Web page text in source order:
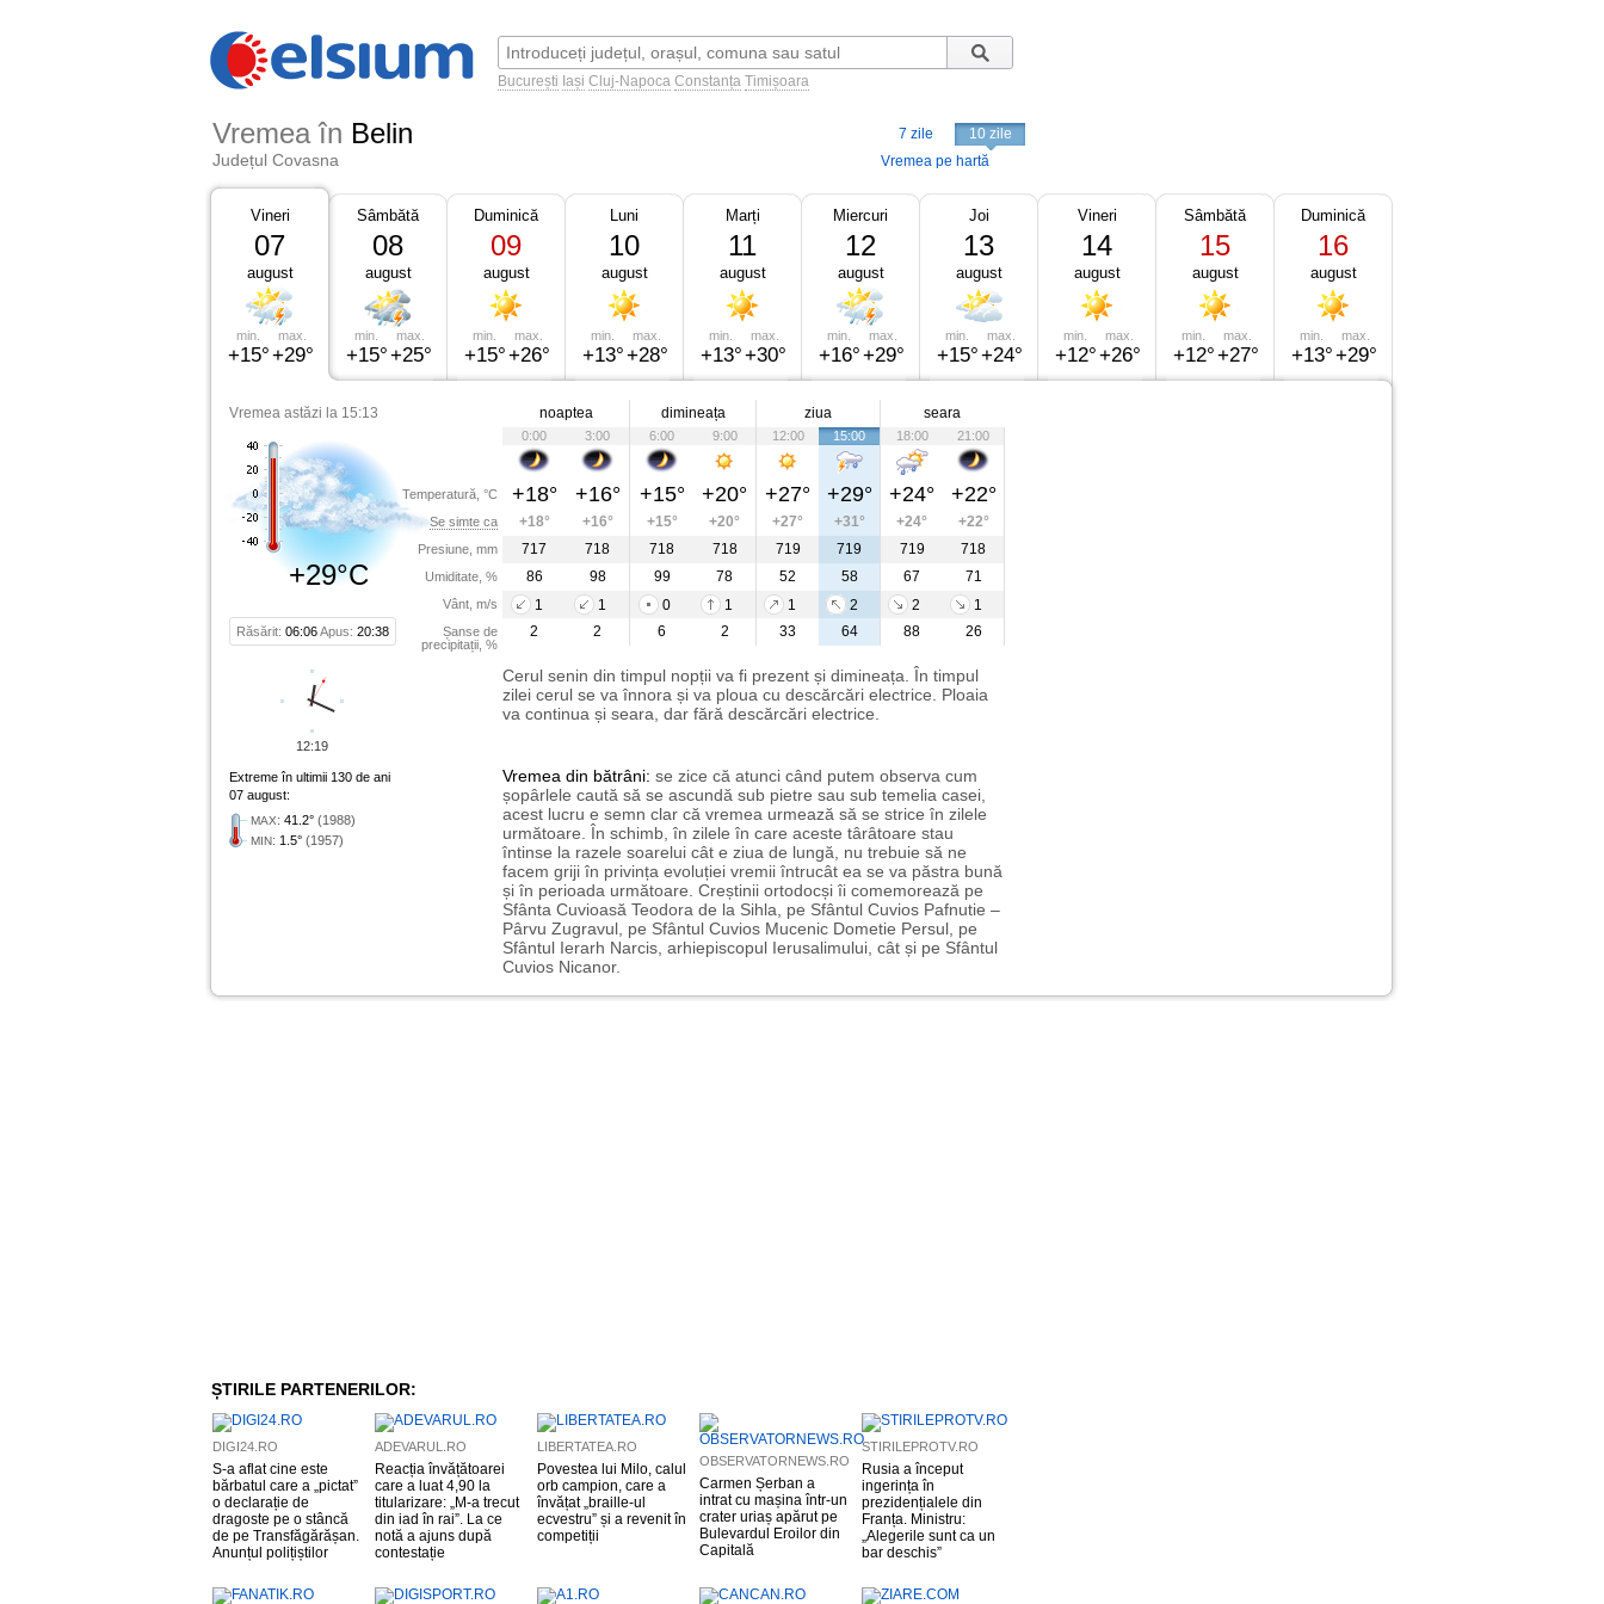
București Iași Cluj-Napoca Constanța Timișoara
Vremea în Belin
Județul Covasna
7 zile
10 zile
Vremea pe hartă
Vineri
07
august
min.
+15°
max.
+29°
Sâmbătă
08
august
min.
+15°
max.
+25°
Duminică
09
august
min.
+15°
max.
+26°
Luni
10
august
min.
+13°
max.
+28°
Marți
11
august
min.
+13°
max.
+30°
Miercuri
12
august
min.
+16°
max.
+29°
Joi
13
august
min.
+15°
max.
+24°
Vineri
14
august
min.
+12°
max.
+26°
Sâmbătă
15
august
min.
+12°
max.
+27°
Duminică
16
august
min.
+13°
max.
+29°
Vremea astăzi la 15:13
+29°C
Răsărit: 06:06Apus: 20:38
Temperatură, °C
Se simte ca
Presiune, mm
Umiditate, %
Vânt, m/s
Șanse de
precipitații, %
noaptea dimineața ziua seara
0:00 3:00 6:00 9:00 12:00 15:00 18:00 21:00
+18° +16° +15° +20° +27° +29° +24° +22°
+18° +16° +15° +20° +27° +31° +24°
+22°
717
718 718 718 719 719 719
718
86
98 99 78 52 58 67
71
1
1 0 1 1 2 2
1
2
2 6 2 33 64 88 26
Cerul senin din timpul nopții va fi prezent și dimineața. În timpul
zilei cerul se va înnora și va ploua cu descărcări electrice. Ploaia
va continua și seara, dar fără descărcări electrice.
Extreme în ultimii 130 de ani
07 august:
MAX: 41.2° (1988)
MIN: 1.5° (1957)
Vremea din bătrâni: se zice că atunci când putem observa cum
șopârlele caută să se ascundă sub pietre sau sub temelia casei,
acest lucru e semn clar că vremea urmează să se strice în zilele
următoare. În schimb, în zilele în care aceste târâtoare stau
întinse la razele soarelui cât e ziua de lungă, nu trebuie să ne
facem griji în privința evoluției vremii întrucât ea se va păstra bună
și în perioada următoare. Creștinii ortodocși îi comemorează pe
Sfânta Cuvioasă Teodora de la Sihla, pe Sfântul Cuvios Pafnutie –
Pârvu Zugravul, pe Sfântul Cuvios Mucenic Dometie Persul, pe
Sfântul Ierarh Narcis, arhiepiscopul Ierusalimului, cât și pe Sfântul
Cuvios Nicanor.
12:19
ȘTIRILE PARTENERILOR:
DIGI24.RO
S-a aflat cine este
bărbatul care a „pictat”
o declarație de
dragoste pe o stâncă
de pe Transfăgărășan.
Anunțul polițiștilor
ADEVARUL.RO
Reacția învățătoarei
care a luat 4,90 la
titularizare: „M-a trecut
din iad în rai”. La ce
notă a ajuns după
contestație
LIBERTATEA.RO
Povestea lui Milo, calul
orb campion, care a
învățat „braille-ul
ecvestru” și a revenit în
competiții
OBSERVATORNEWS.RO
Carmen Șerban a
intrat cu mașina într-un
crater uriaș apărut pe
Bulevardul Eroilor din
Capitală
STIRILEPROTV.RO
Rusia a început
ingerința în
prezidențialele din
Franța. Ministru:
„Alegerile sunt ca un
bar deschis”